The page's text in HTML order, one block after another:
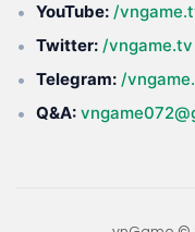
YouTube: /
Twitter: /vngame.tv
Telegram: /
Q&A: